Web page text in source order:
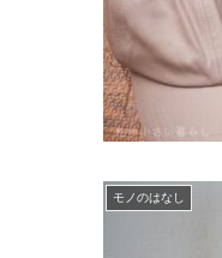
モノのはなし